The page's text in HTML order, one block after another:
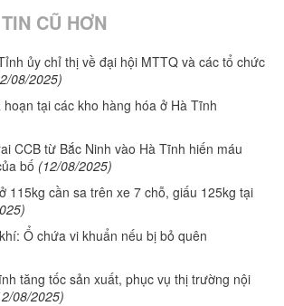
CŨ HƠN
ủy chỉ thị về đại hội MTTQ và các tổ chức
08/2025)
tại các kho hàng hóa ở Hà Tĩnh
CCB từ Bắc Ninh vào Hà Tĩnh hiến máu
bố (12/08/2025)
115kg cần sa trên xe 7 chỗ, giấu 125kg tại
Ổ chứa vi khuẩn nếu bị bỏ quên
tăng tốc sản xuất, phục vụ thị trường nội
08/2025)